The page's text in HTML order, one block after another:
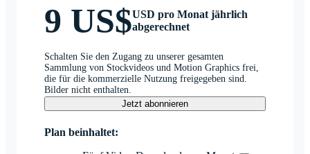
9 US$USD pro Monat jährlich
abgerechnet
Schalten Sie den Zugang zu unserer gesamten
Sammlung von Stockvideos und Motion Graphics frei,
die für die kommerzielle Nutzung freigegeben sind.
Bilder nicht enthalten.
Jetzt abonnieren
Plan beinhaltet: